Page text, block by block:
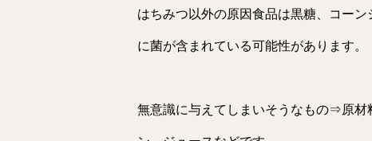
はちみつ以外の原因食品は黒糖、コー
に菌が含まれている可能性があります。
無意識に与えてしまいそうなもの⇒原材